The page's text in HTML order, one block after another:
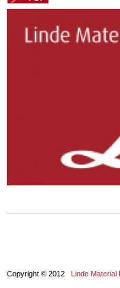
Copyright © 2012 Linde Material